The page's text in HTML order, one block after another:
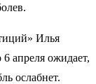
Илья
апреля ожидает,
ослабнет.